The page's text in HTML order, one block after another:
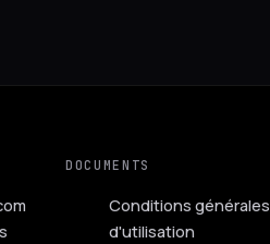
DOCUMENTS
Conditions générales
d'utilisation